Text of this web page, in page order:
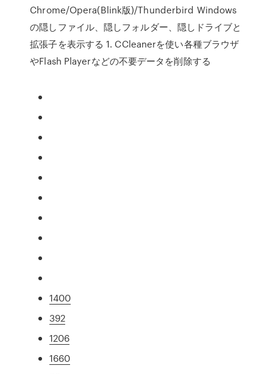
Chrome/Opera(Blink版)/Thunderbird Windows
の隠しファイル、隠しフォルダー、隠しドライブと
拡張子を表示する 1. CCleanerを使い各種ブラウザ
やFlash Playerなどの不要データを削除する
1400
392
1206
1660